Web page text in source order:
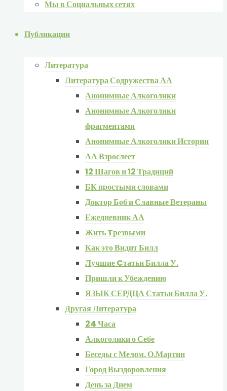
Мы в Социальных сетях
Публикации
Литература
Литература Содружества АА
Анонимные Алкоголики
Анонимные Алкоголики
фрагментами
Анонимные Алкоголики Истории
АА Взрослеет
12 Шагов и 12 Традиций
БК простыми словами
Доктор Боб и Славные Ветераны
Ежедневник АА
Жить Tрезвыми
Как это Видит Билл
Лучшие Cтатьи Билла У.
Пришли к Убеждению
ЯЗЫК СЕРДЦА Статьи Билла У.
Другая Литература
24 Часа
Алкоголики о Себе
Беседы с Мелом. О.Мартин
Город Выздоровления
День за Днем